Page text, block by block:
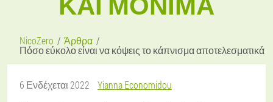
NicoZero Άρθρα
Πόσο εύκολο είναι να κόψεις το κάπνισμα αποτελεσματικά
6 Ενδέχεται 2022
Yianna Economidou